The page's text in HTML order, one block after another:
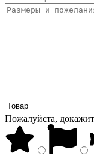
Пожалуйста,